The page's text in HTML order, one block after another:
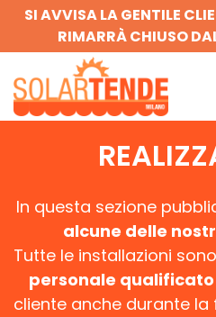
SI AVVISA LA GENTILE
RIMARRÀ CHIUSO
In questa sezione
alcune delle
Tutte le installazioni
personale qualificato
cliente anche durante